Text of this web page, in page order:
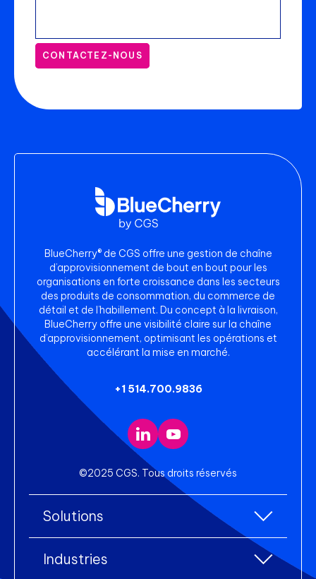
CONTACTEZ-NOUS
BlueCherry® de CGS offre une gestion de chaîne
d’approvisionnement de bout en bout pour les
organisations en forte croissance dans les secteurs
des produits de consommation, du commerce de
détail et de l’habillement. Du concept à la livraison,
BlueCherry offre une visibilité claire sur la chaîne
d’approvisionnement, optimisant les opérations et
accélérant la mise en marché.
+1 514.700.9836
©2025 CGS. Tous droits réservés
Solutions
Industries